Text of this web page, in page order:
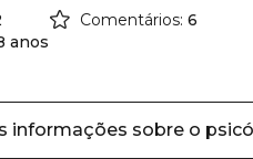
anos
Comentários: 6
informações sobre o